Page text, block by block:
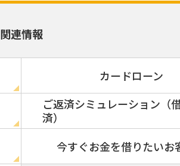
関連情報
カードローン
ご返済シミュレーション（
済）
今すぐお金を借りたいお